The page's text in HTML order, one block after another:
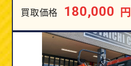
買取価格 180,000 円